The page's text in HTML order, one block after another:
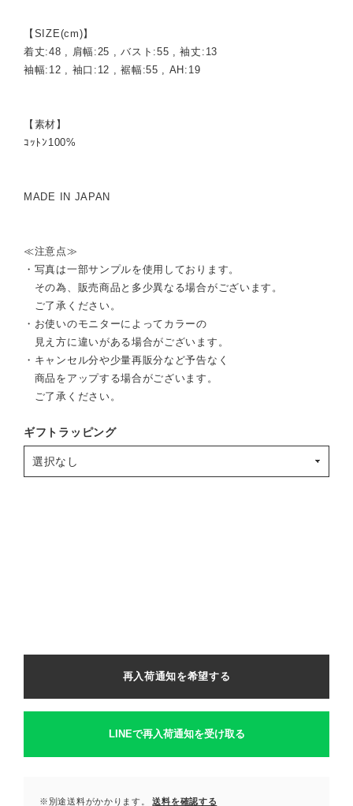
【SIZE(cm)】
着丈:48 , 肩幅:25 , バスト:55 , 袖丈:13
袖幅:12 , 袖口:12 , 裾幅:55 , AH:19
【素材】
ｺｯﾄﾝ100%
MADE IN JAPAN
≪注意点≫
・写真は一部サンプルを使用しております。
その為、販売商品と多少異なる場合がございます。
ご了承ください。
・お使いのモニターによってカラーの
見え方に違いがある場合がございます。
・キャンセル分や少量再販分など予告なく
商品をアップする場合がございます。
ご了承ください。
ギフトラッピング
再入荷通知を希望する
LINEで再入荷通知を受け取る
※別途送料がかかります。
送料を確認する